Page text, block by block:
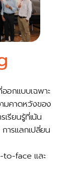
กแบบเฉพาะ
มคาดหวังของ
รียนรู้ที่เน้น
ารแลกเปลี่ยน
to-face และ